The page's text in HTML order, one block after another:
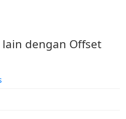
dengan Offset